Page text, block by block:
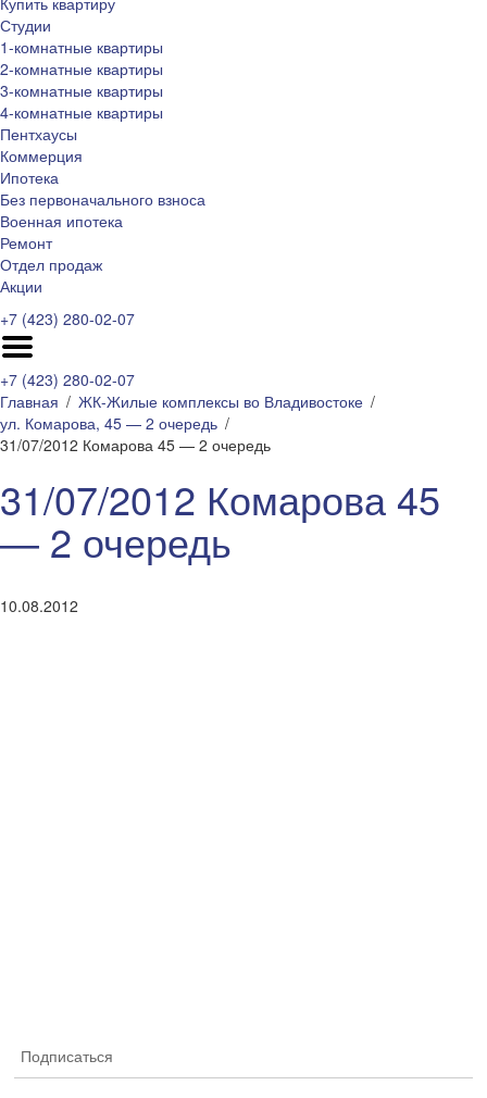
Студии
1-комнатные квартиры
2-комнатные квартиры
3-комнатные квартиры
4-комнатные квартиры
Пентхаусы
Коммерция
Ипотека
Без первоначального взноса
Военная ипотека
Ремонт
Отдел продаж
Акции
+7 (423) 280-02-07
+7 (423) 280-02-07
Главная
ЖК-Жилые комплексы во Владивостоке
ул. Комарова, 45 — 2 очередь
31/07/2012 Комарова 45 — 2 очередь
31/07/2012 Комарова 45
— 2 очередь
10.08.2012
Подписаться